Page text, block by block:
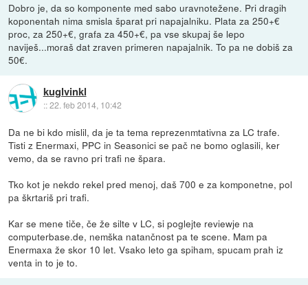
Dobro je, da so komponente med sabo uravnotežene. Pri dragih
koponentah nima smisla šparat pri napajalniku. Plata za 250+€
proc, za 250+€, grafa za 450+€, pa vse skupaj še lepo
naviješ...moraš dat zraven primeren napajalnik. To pa ne dobiš za
50€.
kuglvinkl
::22. feb 2014, 10:42
Da ne bi kdo mislil, da je ta tema reprezenmtativna za LC trafe.
Tisti z Enermaxi, PPC in Seasonici se pač ne bomo oglasili, ker
vemo, da se ravno pri trafi ne špara.
Tko kot je nekdo rekel pred menoj, daš 700 e za komponetne, pol
pa škrtariš pri trafi.
Kar se mene tiče, če že silte v LC, si poglejte reviewje na
computerbase.de, nemška natančnost pa te scene. Mam pa
Enermaxa že skor 10 let. Vsako leto ga spiham, spucam prah iz
venta in to je to.